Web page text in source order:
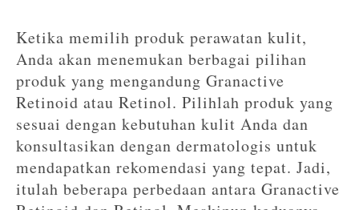
Ketika memilih produk perawatan kulit,
Anda akan menemukan berbagai pilihan
produk yang mengandung Granactive
Retinoid atau Retinol. Pilihlah produk yang
sesuai dengan kebutuhan kulit Anda dan
konsultasikan dengan dermatologis untuk
mendapatkan rekomendasi yang tepat. Jadi,
itulah beberapa perbedaan antara Granactive